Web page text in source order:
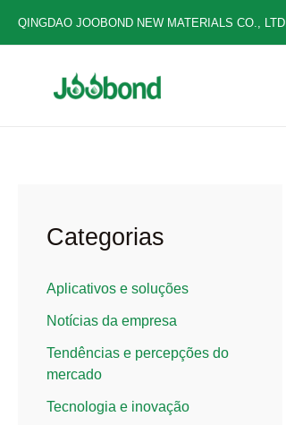
QINGDAO JOOBOND NEW MATERIALS CO., LTD.
Categorias
Aplicativos e soluções
Notícias da empresa
Tendências e percepções do
mercado
Tecnologia e inovação